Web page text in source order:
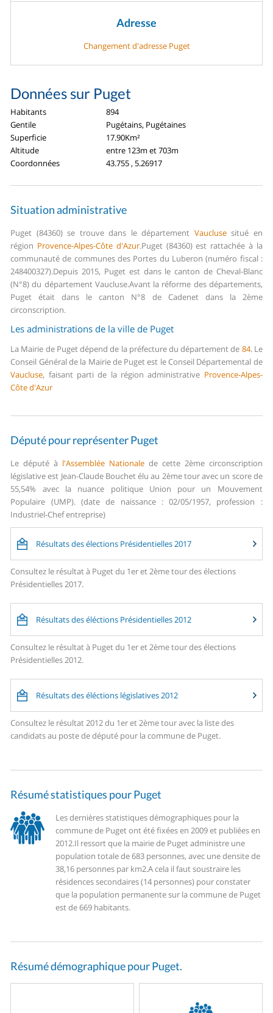
Adresse
Changement d'adresse Puget
Données sur Puget
Habitants
894
Gentile
Pugétains, Pugétaines
Superficie
17.90Km²
Altitude
entre 123m et 703m
Coordonnées
43.755 , 5.26917
Situation administrative
Puget (84360) se trouve dans le département Vauclusesitué en
région Provence-Alpes-Côte d'Azur.Puget (84360) est rattachée à la
communauté de communes des Portes du Luberon (numéro fiscal :
248400327).Depuis 2015, Puget est dans le canton de Cheval-Blanc
(N°8) du département Vaucluse.Avant la réforme des départements,
Puget était dans le canton N°8 de Cadenet dans la 2ème
circonscription.
Les administrations de la ville de Puget
La Mairie de Puget dépend de la préfecture du département de 84.Le
Conseil Général de la Mairie de Puget est le Conseil Départemental de
Vaucluse, faisant parti de la région administrative Provence-Alpes-
Côte d'Azur
Député pour représenter Puget
Le député à l'Assemblée Nationale de cette 2ème circonscription
législative est Jean-Claude Bouchet élu au 2ème tour avec un score de
55,54% avec la nuance politique Union pour un Mouvement
Populaire (UMP). (date de naissance : 02/05/1957, profession :
Industriel-Chef entreprise)
Résultats des élections Présidentielles 2017
Consultez le résultat à Puget du 1er et 2ème tour des élections
Présidentielles 2017.
Résultats des éléctions Présidentielles 2012
Consultez le résultat à Puget du 1er et 2ème tour des élections
Présidentielles 2012.
Résultats des éléctions législatives 2012
Consultez le résultat 2012 du 1er et 2ème tour avec la liste des
candidats au poste de député pour la commune de Puget.
Résumé statistiques pour Puget
Les dernières statistiques démographiques pour la
commune de Puget ont été fixées en 2009 et publiées en
2012.Il ressort que la mairie de Puget administre une
population totale de 683 personnes, avec une densite de
38,16 personnes par km2.A cela il faut soustraire les
résidences secondaires (14 personnes) pour constater
que la population permanente sur la commune de Puget
est de 669 habitants.
Résumé démographique pour Puget.